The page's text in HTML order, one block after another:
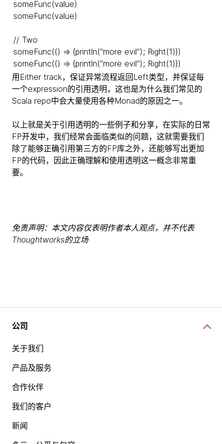
someFunc(value)
someFunc(value)
// Two
someFunc(() => {println("more evil"); Right(1)})
someFunc(() => {println("more evil"); Right(1)})
用Either track，保证异常流程返回Left类型，并保证每
一个expression的引用透明，这也是为什么我们常见的
Scala repo中会大量使用各种Monad的原因之一。
以上就是关于引用透明的一些例子和分享，在实际的日常
FP开发中，我们经常会面临类似的问题，这就需要我们
除了能够正确引用第三方的FP库之外，还能够写出更加
FP的代码，因此正确理解和使用透明这一概念非常重
要。
免责声明：本文内容仅表明作者本人观点，并不代表
Thoughtworks的立场
公司
关于我们
产品及服务
合作伙伴
我们的客户
新闻